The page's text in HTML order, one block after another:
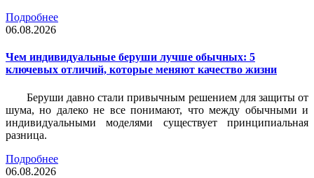
Подробнее
06.08.2026
Чем индивидуальные беруши лучше обычных: 5
ключевых отличий, которые меняют качество жизни
Беруши давно стали привычным решением для защиты от
шума, но далеко не все понимают, что между обычными и
индивидуальными моделями существует принципиальная
разница.
Подробнее
06.08.2026